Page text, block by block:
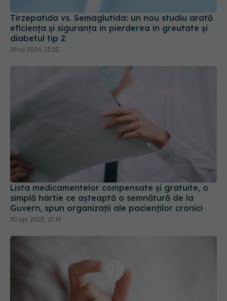
eficiența și siguranța în pierderea în greutate și
diabetul tip 2
29 iul 2024, 13:25
Lista medicamentelor compensate şi gratuite, o
simplă hârtie ce aşteaptă o semnătură de la
Guvern, spun organizaţii ale pacienţilor cronici
30 apr 2025, 21:19